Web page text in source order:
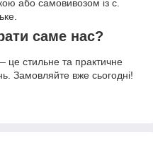
або самовивозом із с.
саме нас?
це стильне та практичне
Замовляйте вже сьогодні!